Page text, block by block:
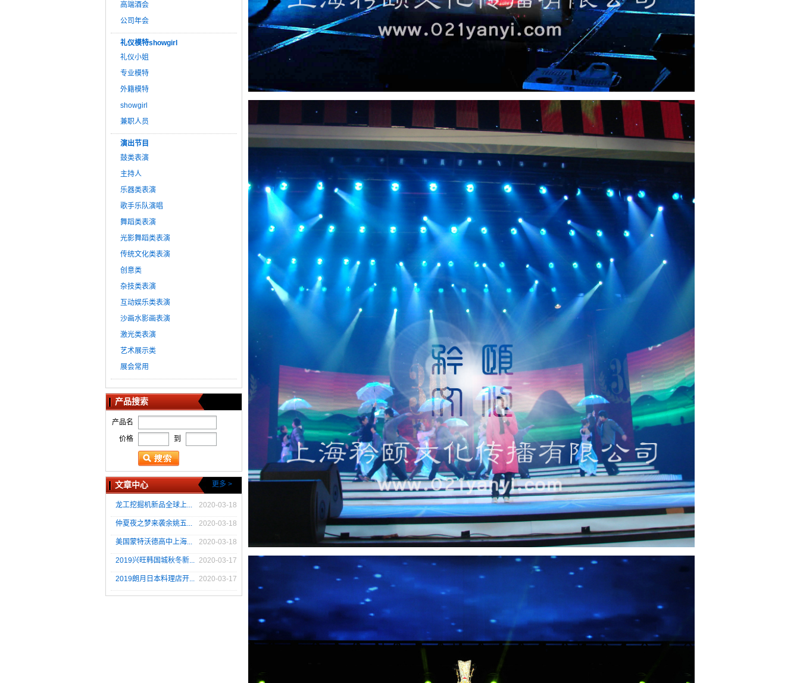
高端酒会
公司年会
礼仪模特showgirl
礼仪小姐
专业模特
外籍模特
showgirl
兼职人员
演出节目
鼓类表演
主持人
乐器类表演
歌手乐队演唱
舞蹈类表演
光影舞蹈类表演
传统文化类表演
创意类
杂技类表演
互动娱乐类表演
沙画水影画表演
激光类表演
艺术展示类
展会常用
产品搜索
产品名
价格
到
文章中心 更多 >
龙工挖掘机新品全球上... 2020-03-18
仲夏夜之梦来袭余姚五... 2020-03-18
美国蒙特沃德高中上海... 2020-03-18
2019兴旺韩国城秋冬新... 2020-03-17
2019朗月日本料理店开... 2020-03-17